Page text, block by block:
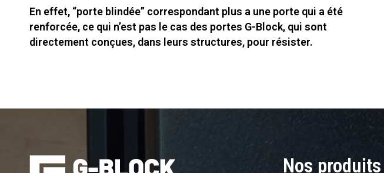
En effet, “porte blindée” correspondant plus a une porte qui a été
renforcée, ce qui n’est pas le cas des portes G-Block, qui sont
directement conçues, dans leurs structures, pour résister.
Nos produits